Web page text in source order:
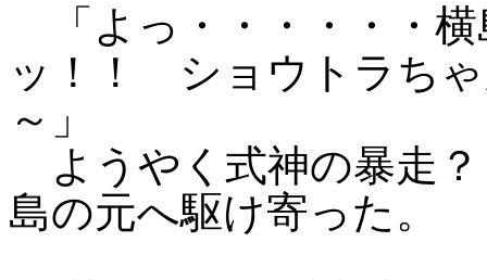
「よっ・・・・・・
ッ！！ ショウトラち
～」
ようやく式神の暴走
島の元へ駆け寄った。